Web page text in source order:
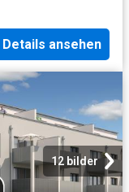
Details ansehen
12 bilder